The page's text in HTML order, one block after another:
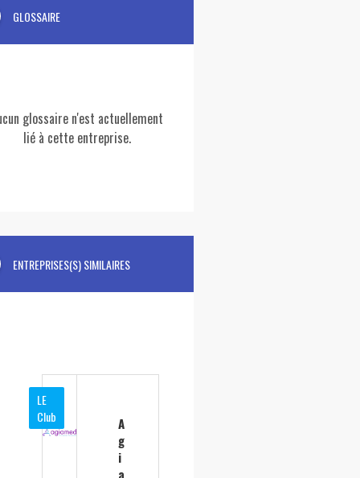
GLOSSAIRE
glossaire n'est actuellement
lié à cette entreprise.
ENTREPRISES(S) SIMILAIRES
LE
Club
A
g
i
a